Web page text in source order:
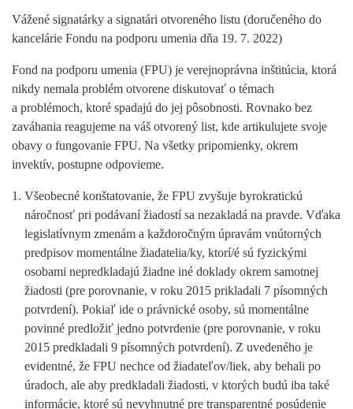
Vážené signatárky a signatári otvoreného listu (doručeného do
kancelárie Fondu na podporu umenia dňa 19. 7. 2022)
Fond na podporu umenia (FPU) je verejnoprávna inštitúcia, ktorá
nikdy nemala problém otvorene diskutovať o témach
a problémoch, ktoré spadajú do jej pôsobnosti. Rovnako bez
zaváhania reagujeme na váš otvorený list, kde artikulujete svoje
obavy o fungovanie FPU. Na všetky pripomienky, okrem
invektív, postupne odpovieme.
Všeobecné konštatovanie, že FPU zvyšuje byrokratickú
náročnosť pri podávaní žiadostí sa nezakladá na pravde. Vďaka
legislatívnym zmenám a každoročným úpravám vnútorných
predpisov momentálne žiadatelia/ky, ktorí/é sú fyzickými
osobami nepredkladajú žiadne iné doklady okrem samotnej
žiadosti (pre porovnanie, v roku 2015 prikladali 7 písomných
potvrdení). Pokiaľ ide o právnické osoby, sú momentálne
povinné predložiť jedno potvrdenie (pre porovnanie, v roku
2015 predkladali 9 písomných potvrdení). Z uvedeného je
evidentné, že FPU nechce od žiadateľov/liek, aby behali po
úradoch, ale aby predkladali žiadosti, v ktorých budú iba také
informácie, ktoré sú nevyhnutné pre transparentné posúdenie